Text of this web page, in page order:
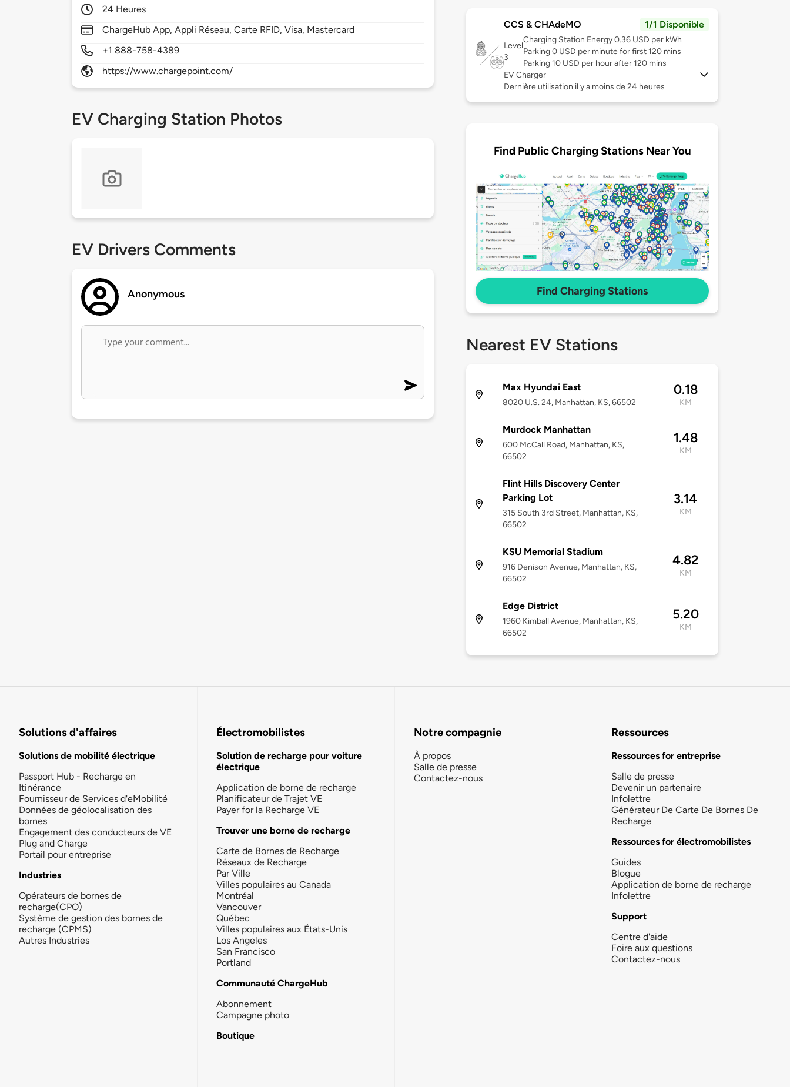
24 Heures
ChargeHub App, Appli Réseau, Carte RFID, Visa, Mastercard
+1 888-758-4389
https://www.chargepoint.com/
EV Charging Station Photos
EV Drivers Comments
Anonymous
CCS & CHAdeMO 1/1 Disponible
Level
3
Charging Station Energy 0.36 USD per kWh
Parking 0 USD per minute for first 120 mins
Parking 10 USD per hour after 120 mins
EV Charger
Dernière utilisation il y a moins de 24 heures
Find Public Charging Stations Near You
Find Charging Stations
Nearest EV Stations
Max Hyundai East
8020 U.S. 24, Manhattan, KS, 66502
0.18
KM
Murdock Manhattan
600 McCall Road, Manhattan, KS,
66502
1.48
KM
Flint Hills Discovery Center
Parking Lot
315 South 3rd Street, Manhattan, KS,
66502
3.14
KM
KSU Memorial Stadium
916 Denison Avenue, Manhattan, KS,
66502
4.82
KM
Edge District
1960 Kimball Avenue, Manhattan, KS,
66502
5.20
KM
Solutions d'affaires
Solutions de mobilité électrique
Passport Hub - Recharge en
Itinérance
Fournisseur de Services d'eMobilité
Données de géolocalisation des
bornes
Engagement des conducteurs de VE
Plug and Charge
Portail pour entreprise
Industries
Opérateurs de bornes de
recharge(CPO)
Système de gestion des bornes de
recharge (CPMS)
Autres Industries
Électromobilistes
Solution de recharge pour voiture
électrique
Application de borne de recharge
Planificateur de Trajet VE
Payer for la Recharge VE
Trouver une borne de recharge
Carte de Bornes de Recharge
Réseaux de Recharge
Par Ville
Villes populaires au Canada
Montréal
Vancouver
Québec
Villes populaires aux États-Unis
Los Angeles
San Francisco
Portland
Communauté ChargeHub
Abonnement
Campagne photo
Boutique
Notre compagnie
À propos
Salle de presse
Contactez-nous
Ressources
Ressources for entreprise
Salle de presse
Devenir un partenaire
Infolettre
Générateur De Carte De Bornes De
Recharge
Ressources for électromobilistes
Guides
Blogue
Application de borne de recharge
Infolettre
Support
Centre d'aide
Foire aux questions
Contactez-nous